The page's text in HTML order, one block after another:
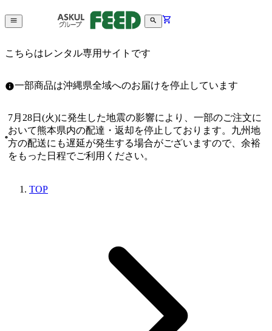
こちらはレンタル専用サイトです
一部商品は沖縄県全域へのお届けを停止しています
7月28日(火)に発生した地震の影響により、一部のご注文に
おいて熊本県内の配達・返却を停止しております。九州地
方の配送にも遅延が発生する場合がございますので、余裕
をもった日程でご利用ください。
TOP